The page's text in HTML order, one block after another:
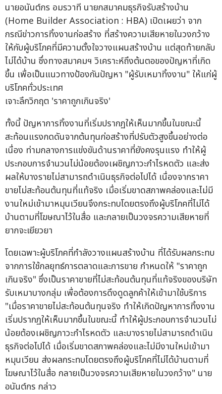
นายอนันต์กร อมรวาที นายกสมาคมธุรกิจรับสร้างบ้าน
(Home Builder Association : HBA) เปิดเผยว่า จาก
กรณีข่าวการทิ้งงานก่อสร้าง ที่สร้างความเสียหายในวงกว้าง
ให้กับผู้บริโภคที่มีความตั้งใจวางแผนสร้างบ้าน แต่สุดท้ายกลับ
ไม่ได้บ้าน ซึ่งทางสมาคมฯ วิเคราะห์ถึงต้นตอของปัญหาที่เกิด
ขึ้น เพื่อเป็นแนวทางป้องกันปัญหา "ผู้รับเหมาทิ้งงาน" ให้แก่ผู้
บริโภคทั่วประเทศ
เจาะลึกวิกฤต 'ราคาถูกเกินจริง'
ทั้งนี้ ปัญหาการทิ้งงานที่เริ่มปรากฏให้เห็นมากขึ้นในขณะนี้
สะท้อนแรงกดดันจากต้นทุนก่อสร้างที่ปรับตัวสูงขึ้นอย่างต่อ
เนื่อง ท่ามกลางการแข่งขันด้านราคาที่ยังคงรุนแรง ทำให้ผู้
ประกอบการจำนวนไม่น้อยต้องเผชิญภาวะกำไรหดตัว และส่ง
ผลให้บางรายไม่สามารถดำเนินธุรกิจต่อไปได้ เนื่องจากราคา
ขายไม่สะท้อนต้นทุนที่แท้จริง เมื่อเริ่มขาดสภาพคล่องและไม่มี
งานใหม่เข้ามาหมุนเวียนจึงกระทบโดยตรงถึงผู้บริโภคที่ไม่ได้
บ้านตามที่โฆษณาไว้ในสื่อ และกลายเป็นวงจรความเสียหายที่
ยากจะเยียวยา
โดยเฉพาะผู้บริโภคที่กำลังวางแผนสร้างบ้าน ที่ได้รับผลกระทบ
จากการใช้กลยุทธ์การตลาดและการขาย กำหนดให้ "ราคาถูก
เกินจริง" ซึ่งเป็นราคาขายที่ไม่สะท้อนต้นทุนที่แท้จริงของบริษัท
รับเหมาบางกลุ่ม เพื่อต้องการดึงดูดลูกค้าให้เข้ามาใช้บริการ
"เมื่อราคาขายไม่สะท้อนต้นทุนจริง ทำให้เกิดปัญหาการทิ้งงาน
เริ่มปรากฏให้เห็นมากขึ้นในขณะนี้ ทำให้ผู้ประกอบการจำนวนไม่
น้อยต้องเผชิญภาวะกำไรหดตัว และบางรายไม่สามารถดำเนิน
ธุรกิจต่อไปได้ เมื่อเริ่มขาดสภาพคล่องและไม่มีงานใหม่เข้ามา
หมุนเวียน ส่งผลกระทบโดยตรงถึงผู้บริโภคที่ไม่ได้บ้านตามที่
โฆษณาไว้ในสื่อ กลายเป็นวงจรความเสียหายในวงกว้าง" นาย
อนันต์กร กล่าว